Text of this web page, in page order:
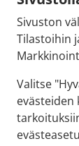
Sivuston
Tilastoihin
Valitse
Fimean
029 522 3341